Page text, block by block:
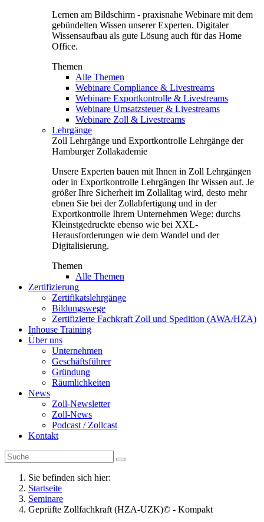
Lernen am Bildschirm - praxisnahe Webinare mit dem
gebündelten Wissen unserer Experten. Digitaler
Wissensaufbau als gute Lösung auch für das Home
Office.
Themen
Alle Themen
Webinare Compliance & Livestreams
Webinare Exportkontrolle & Livestreams
Webinare Umsatzsteuer & Livestreams
Webinare Zoll & Livestreams
Lehrgänge
Zoll Lehrgänge und Exportkontrolle Lehrgänge der
Hamburger Zollakademie
Unsere Experten bauen mit Ihnen in Zoll Lehrgängen
oder in Exportkontrolle Lehrgängen Ihr Wissen auf. Je
größer Ihre Sicherheit im Zollalltag wird, desto mehr
ebnen Sie bei der Zollabfertigung und in der
Exportkontrolle Ihrem Unternehmen Wege: durchs
Kleinstgedruckte ebenso wie bei XXL-
Herausforderungen wie dem Wandel und der
Digitalisierung.
Themen
Alle Themen
Zertifizierung
Zertifikatslehrgänge
Bildungswege
Zertifizierte Fachkraft Zoll und Spedition (AWA/HZA)
Inhouse Training
Über uns
Unternehmen
Geschäftsführer
Gründung
Räumlichkeiten
News
Zoll-Newsletter
Zoll-News
Podcast / Zollcast
Kontakt
Sie befinden sich hier:
Startseite
Seminare
Geprüfte Zollfachkraft (HZA-UZK)© - Kompakt